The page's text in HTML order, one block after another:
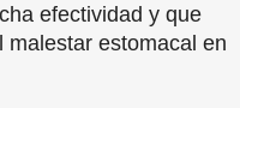
efectividad y que
estomacal en